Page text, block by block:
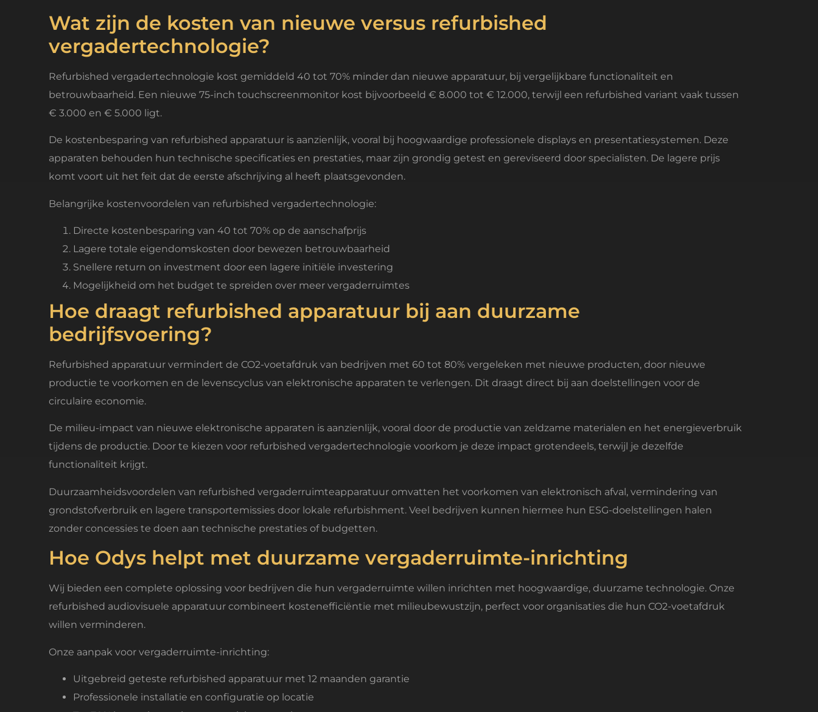
Wat zijn de kosten van nieuwe versus refurbished
vergadertechnologie?
Refurbished vergadertechnologie kost gemiddeld 40 tot 70% minder dan nieuwe apparatuur, bij vergelijkbare functionaliteit en
betrouwbaarheid. Een nieuwe 75-inch touchscreenmonitor kost bijvoorbeeld € 8.000 tot € 12.000, terwijl een refurbished variant vaak tussen
€ 3.000 en € 5.000 ligt.
De kostenbesparing van refurbished apparatuur is aanzienlijk, vooral bij hoogwaardige professionele displays en presentatiesystemen. Deze
apparaten behouden hun technische specificaties en prestaties, maar zijn grondig getest en gereviseerd door specialisten. De lagere prijs
komt voort uit het feit dat de eerste afschrijving al heeft plaatsgevonden.
Belangrijke kostenvoordelen van refurbished vergadertechnologie:
Directe kostenbesparing van 40 tot 70% op de aanschafprijs
Lagere totale eigendomskosten door bewezen betrouwbaarheid
Snellere return on investment door een lagere initiële investering
Mogelijkheid om het budget te spreiden over meer vergaderruimtes
Hoe draagt refurbished apparatuur bij aan duurzame
bedrijfsvoering?
Refurbished apparatuur vermindert de CO2-voetafdruk van bedrijven met 60 tot 80% vergeleken met nieuwe producten, door nieuwe
productie te voorkomen en de levenscyclus van elektronische apparaten te verlengen. Dit draagt direct bij aan doelstellingen voor de
circulaire economie.
De milieu-impact van nieuwe elektronische apparaten is aanzienlijk, vooral door de productie van zeldzame materialen en het energieverbruik
tijdens de productie. Door te kiezen voor refurbished vergadertechnologie voorkom je deze impact grotendeels, terwijl je dezelfde
functionaliteit krijgt.
Duurzaamheidsvoordelen van refurbished vergaderruimteapparatuur omvatten het voorkomen van elektronisch afval, vermindering van
grondstofverbruik en lagere transportemissies door lokale refurbishment. Veel bedrijven kunnen hiermee hun ESG-doelstellingen halen
zonder concessies te doen aan technische prestaties of budgetten.
Hoe Odys helpt met duurzame vergaderruimte-inrichting
Wij bieden een complete oplossing voor bedrijven die hun vergaderruimte willen inrichten met hoogwaardige, duurzame technologie. Onze
refurbished audiovisuele apparatuur combineert kostenefficiëntie met milieubewustzijn, perfect voor organisaties die hun CO2-voetafdruk
willen verminderen.
Onze aanpak voor vergaderruimte-inrichting:
Uitgebreid geteste refurbished apparatuur met 12 maanden garantie
Professionele installatie en configuratie op locatie